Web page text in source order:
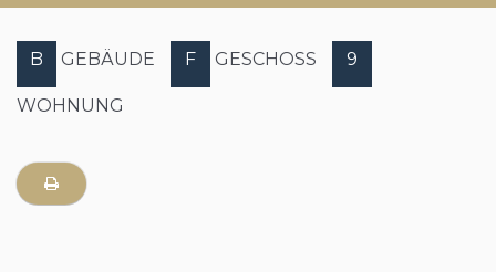
B GEBÄUDE F GESCHOSS 9
WOHNUNG